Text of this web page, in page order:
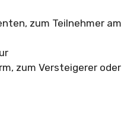
zum Teilnehmer am
zum Versteigerer oder